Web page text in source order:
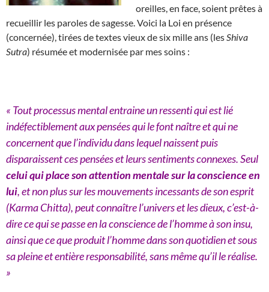
oreilles, en face, soient prêtes à
recueillir les paroles de sagesse. Voici la Loi en présence
(concernée), tirées de textes vieux de six mille ans (les Shiva
Sutra) résumée et modernisée par mes soins :
« Tout processus mental entraine un ressenti qui est lié
indéfectiblement aux pensées qui le font naître et qui ne
concernent que l’individu dans lequel naissent puis
disparaissent ces pensées et leurs sentiments connexes. Seul
celui qui place son attention mentale sur la conscience en
lui, et non plus sur les mouvements incessants de son esprit
(Karma Chitta), peut connaître l’univers et les dieux, c’est-à-
dire ce qui se passe en la conscience de l’homme à son insu,
ainsi que ce que produit l’homme dans son quotidien et sous
sa pleine et entière responsabilité, sans même qu’il le réalise.
»